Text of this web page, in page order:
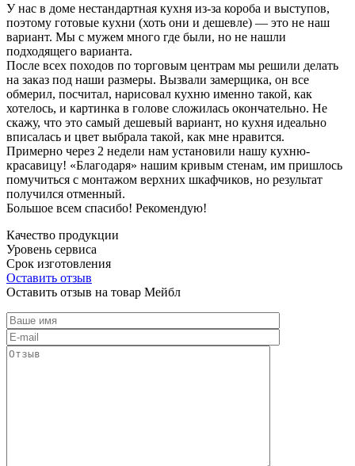
У нас в доме нестандартная кухня из-за короба и выступов,
поэтому готовые кухни (хоть они и дешевле) — это не наш
вариант. Мы с мужем много где были, но не нашли
подходящего варианта.
После всех походов по торговым центрам мы решили делать
на заказ под наши размеры. Вызвали замерщика, он все
обмерил, посчитал, нарисовал кухню именно такой, как
хотелось, и картинка в голове сложилась окончательно. Не
скажу, что это самый дешевый вариант, но кухня идеально
вписалась и цвет выбрала такой, как мне нравится.
Примерно через 2 недели нам установили нашу кухню-
красавицу! «Благодаря» нашим кривым стенам, им пришлось
помучиться с монтажом верхних шкафчиков, но результат
получился отменный.
Большое всем спасибо! Рекомендую!
Качество продукции
Уровень сервиса
Срок изготовления
Оставить отзыв
Оставить отзыв на товар Мейбл